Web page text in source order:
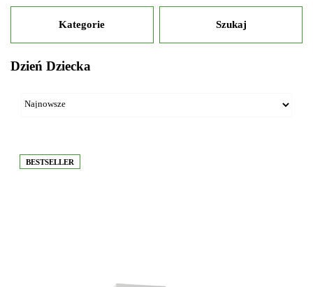
Kategorie Szukaj
Dzień Dziecka
BESTSELLER